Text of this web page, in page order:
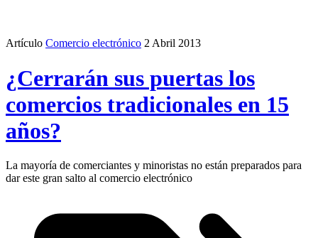
Artículo Comercio electrónico 2 Abril 2013
¿Cerrarán sus puertas los
comercios tradicionales en 15
años?
La mayoría de comerciantes y minoristas no están preparados para
dar este gran salto al comercio electrónico